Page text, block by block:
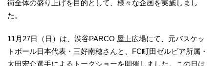
街全体の盛り上げを目的として、様々な企画を実施しまし
た。
11月27日（日）は、渋谷PARCO 屋上広場にて、元バスケッ
トボール日本代表・三好南穂さんと、FC町田ゼルビア所属・
太田宏介選手によるトークショーを開催しました。この日は